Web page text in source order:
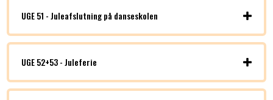
UGE 51 - Juleafslutning på danseskolen
UGE 52+53 - Juleferie